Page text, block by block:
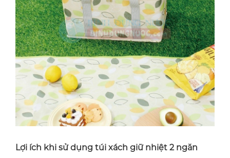
Lợi ích khi sử dụng túi xách giữ nhiệt 2 ngăn